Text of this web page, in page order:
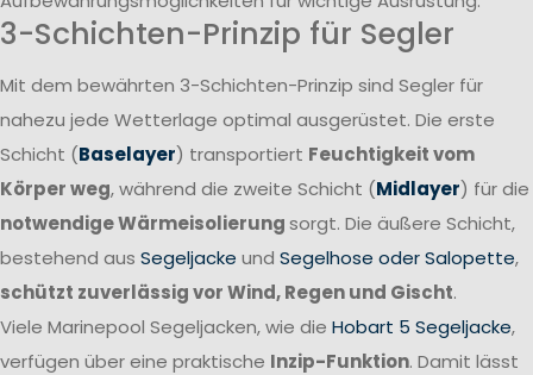
3-Schichten-Prinzip für Segler
Mit dem bewährten 3-Schichten-Prinzip sind Segler für
nahezu jede Wetterlage optimal ausgerüstet. Die erste
Schicht (Baselayer) transportiert Feuchtigkeit vom
Körper weg, während die zweite Schicht (Midlayer) für die
notwendige Wärmeisolierungsorgt. Die äußere Schicht,
bestehend aus Segeljacke und Segelhose oder Salopette,
schützt zuverlässig vor Wind, Regen und Gischt.
Viele Marinepool Segeljacken, wie die Hobart 5 Segeljacke,
verfügen über eine praktische Inzip-Funktion. Damit lässt